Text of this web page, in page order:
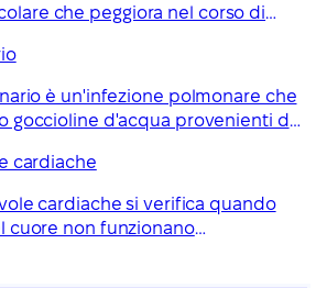
che peggiora nel corso di
una cura, ma i trattamenti
i sintomi.
è un'infezione polmonare che
goccioline d'acqua provenienti da
malattia poco comune, ma può
cardiache
cardiache si verifica quando
cuore non funzionano
essere necessari farmaci o un